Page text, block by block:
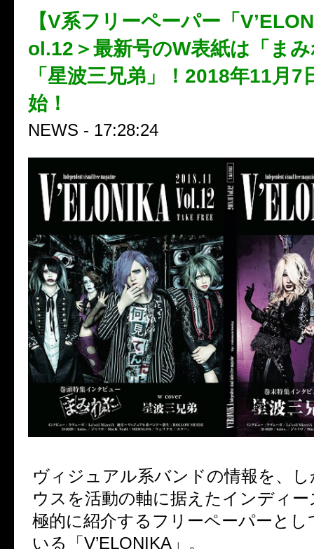
【V系フリーペーパー「
ol.12＞最新号のW表紙は「ま
「星波三兄弟」！2018年11月7
始！
NEWS - 17:28:24
ヴィジュアル系バンドの情報を、
ウスを活動の軸に据えたインディ
極的に紹介するフリーペーパーとし
いる「V’ELONIKA」。